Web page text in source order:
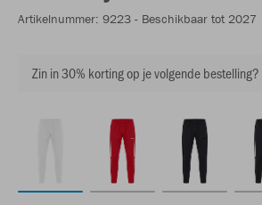
Artikelnummer: 9223 - Beschikbaar tot 2027
Zin in 30% korting op je volgende bestelling?